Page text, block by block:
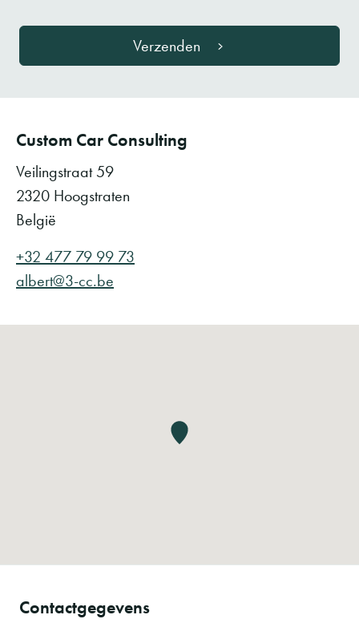
Verzenden
Custom Car Consulting
Veilingstraat 59
2320 Hoogstraten
België
+32 477 79 99 73
albert@3-cc.be
Contactgegevens